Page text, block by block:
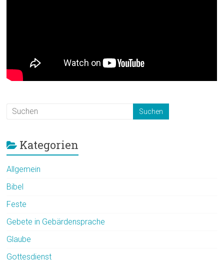
Kategorien
Allgemein
Bibel
Feste
Gebete in Gebärdensprache
Glaube
Gottesdienst